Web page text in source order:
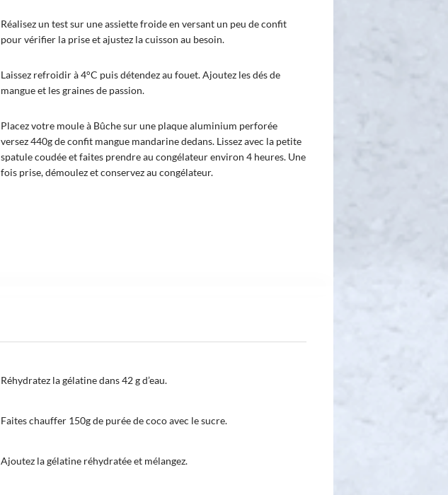
Réalisez un test sur une assiette froide en versant un peu de confit
pour vérifier la prise et ajustez la cuisson au besoin.
Laissez refroidir à 4°C puis détendez au fouet. Ajoutez les dés de
mangue et les graines de passion.
Placez votre moule à Bûche sur une plaque aluminium perforée
versez 440g de confit mangue mandarine dedans. Lissez avec la petite
spatule coudée et faites prendre au congélateur environ 4 heures. Une
fois prise, démoulez et conservez au congélateur.
Réhydratez la gélatine dans 42 g d’eau.
Faites chauffer 150g de purée de coco avec le sucre.
Ajoutez la gélatine réhydratée et mélangez.